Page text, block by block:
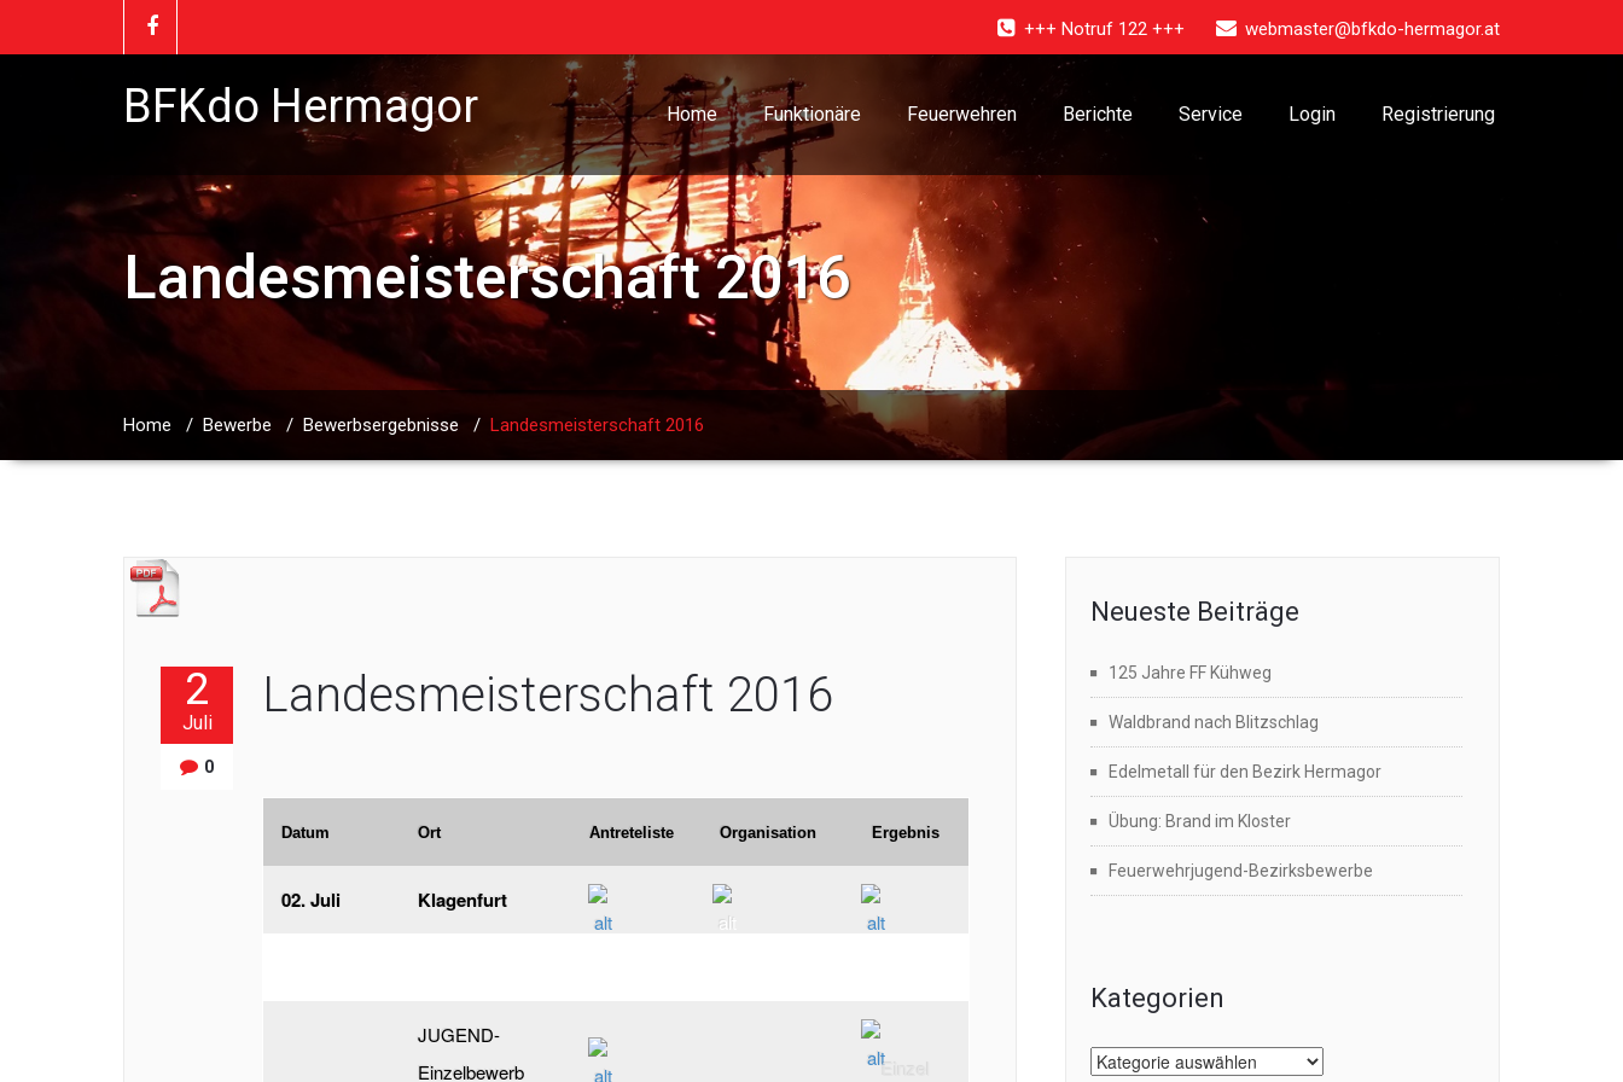
+++ Notruf 122 +++ webmaster@bfkdo-hermagor.at
BFKdo Hermagor Home Funktionäre Feuerwehren Berichte Service Login Registrierung
Landesmeisterschaft 2016
Home / Bewerbe / Bewerbsergebnisse / Landesmeisterschaft 2016
2
Juli
0
Landesmeisterschaft 2016
Datum Ort Antreteliste Organisation Ergebnis
02. Juli Klagenfurt
JUGEND-
Einzelbewerb
Einzel
Neueste Beiträge
125 Jahre FF Kühweg
Waldbrand nach Blitzschlag
Edelmetall für den Bezirk Hermagor
Übung: Brand im Kloster
Feuerwehrjugend-Bezirksbewerbe
Kategorien
Kategorien